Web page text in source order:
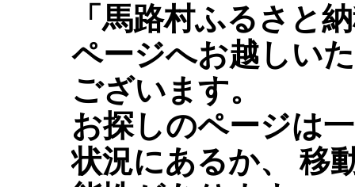
「馬路村ふるさと
ページへお越しい
ございます。
お探しのページは
状況にあるか、 移